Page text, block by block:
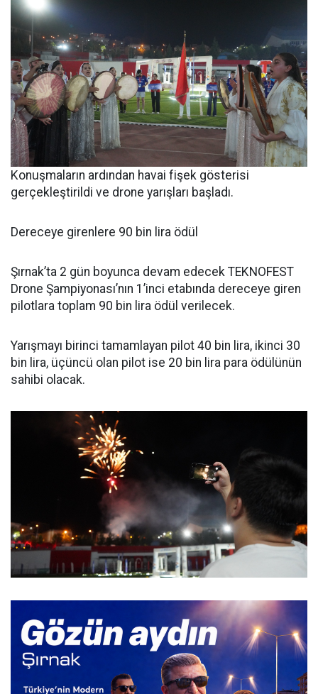
Konuşmaların ardından havai fişek gösterisi
gerçekleştirildi ve drone yarışları başladı.
Dereceye girenlere 90 bin lira ödül
Şırnak’ta 2 gün boyunca devam edecek TEKNOFEST
Drone Şampiyonası’nın 1’inci etabında dereceye giren
pilotlara toplam 90 bin lira ödül verilecek.
Yarışmayı birinci tamamlayan pilot 40 bin lira, ikinci 30
bin lira, üçüncü olan pilot ise 20 bin lira para ödülünün
sahibi olacak.